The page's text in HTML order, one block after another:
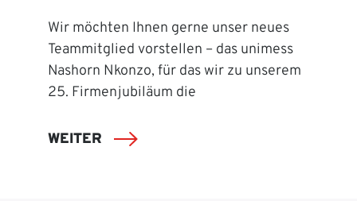
Wir möchten Ihnen gerne unser neues
Teammitglied vorstellen – das unimess
Nashorn Nkonzo, für das wir zu unserem
25. Firmenjubiläum die
WEITER